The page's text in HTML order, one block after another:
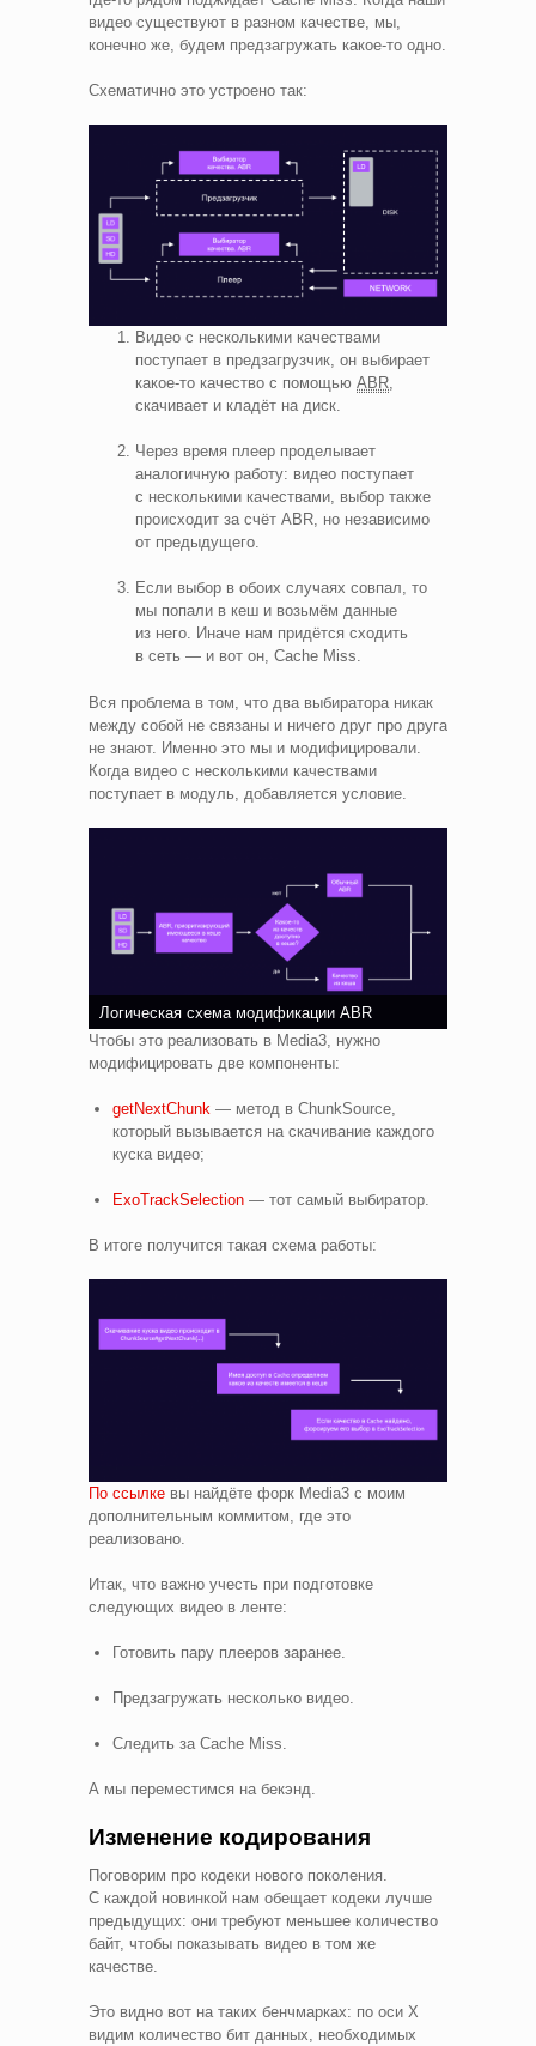
видео существуют в разном качестве, мы,
конечно же, будем предзагружать какое‑то одно.
Схематично это устроено так:
Видео с несколькими качествами
поступает в предзагрузчик, он выбирает
какое‑то качество с помощью ABR,
скачивает и кладёт на диск.
Через время плеер проделывает
аналогичную работу: видео поступает
с несколькими качествами, выбор также
происходит за счёт ABR, но независимо
от предыдущего.
Если выбор в обоих случаях совпал, то
мы попали в кеш и возьмём данные
из него. Иначе нам придётся сходить
в сеть — и вот он, Cache Miss.
Вся проблема в том, что два выбиратора никак
между собой не связаны и ничего друг про друга
не знают. Именно это мы и модифицировали.
Когда видео с несколькими качествами
поступает в модуль, добавляется условие.
Логическая схема модификации ABR
Чтобы это реализовать в Media3, нужно
модифицировать две компоненты:
getNextChunk — метод в СhunkSource,
который вызывается на скачивание каждого
куска видео;
ExoTrackSelection — тот самый выбиратор.
В итоге получится такая схема работы:
По ссылке вы найдёте форк Media3 c моим
дополнительным коммитом, где это
реализовано.
Итак, что важно учесть при подготовке
следующих видео в ленте:
Готовить пару плееров заранее.
Предзагружать несколько видео.
Следить за Cache Miss.
А мы переместимся на бекэнд.
Изменение кодирования
Поговорим про кодеки нового поколения.
С каждой новинкой нам обещает кодеки лучше
предыдущих: они требуют меньшее количество
байт, чтобы показывать видео в том же
качестве.
Это видно вот на таких бенчмарках: по оси Х
видим количество бит данных, необходимых